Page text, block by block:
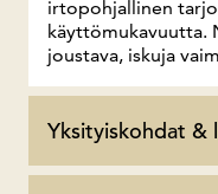
irtopohjallinen
käyttömukavuutta.
joustava, iskuja
Yksityiskohdat &